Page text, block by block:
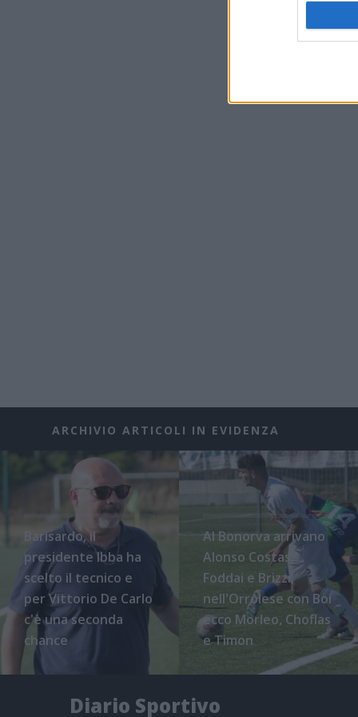
ARCHIVIO ARTICOLI IN EVIDENZA
Barisardo, il
presidente Ibba ha
scelto il tecnico e
per Vittorio De Carlo
c'è una seconda
chance
Al Bonorva arrivano
Alonso Costas,
Foddai e Brizzi,
nell'Orrolese con Boi
ecco Morleo, Choflas
e Timon
Diario Sportivo